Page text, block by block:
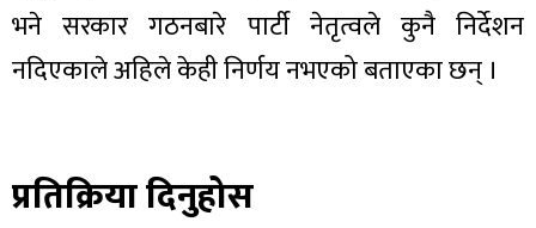
भने सरकार गठनबारे पार्टी नेतृत्वले कुनै निर्देशन
नदिएकाले अहिले केही निर्णय नभएको बताएका छन् ।
प्रतिक्रिया दिनुहोस